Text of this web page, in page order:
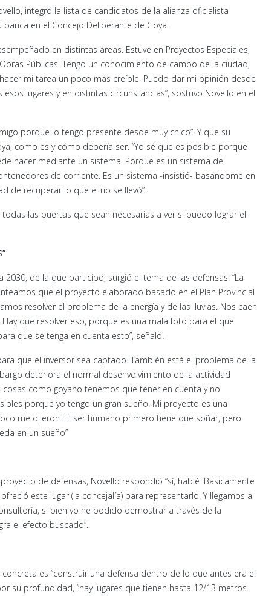
integró la lista de candidatos de la alianza oficialista
en el Concejo Deliberante de Goya.
en distintas áreas. Estuve en Proyectos Especiales,
Públicas. Tengo un conocimiento de campo de la ciudad,
mi tarea un poco más creíble. Puedo dar mi opinión desde
lugares y en distintas circunstancias”, sostuvo Novello en el
porque lo tengo presente desde muy chico”. Y que su
como es y cómo debería ser. “Yo sé que es posible porque
hacer mediante un sistema. Porque es un sistema de
de corriente. Es un sistema -insistió- basándome en
de recuperar lo que el rio se llevó”.
las puertas que sean necesarias a ver si puedo lograr el
de la que participó, surgió el tema de las defensas. “La
que el proyecto elaborado basado en el Plan Provincial
resolver el problema de la energía y de las lluvias. Nos caen
que resolver eso, porque es una mala foto para el que
que se tenga en cuenta esto”, señaló.
que el inversor sea captado. También está el problema de la
deteriora el normal desenvolvimiento de la actividad
como goyano tenemos que tener en cuenta y no
porque yo tengo un gran sueño. Mi proyecto es una
me dijeron. El ser humano primero tiene que soñar, pero
en un sueño”
de defensas, Novello respondió “sí, hablé. Básicamente
este lugar (la concejalía) para representarlo. Y llegamos a
si bien yo he podido demostrar a través de la
el efecto buscado”.
es “construir una defensa dentro de lo que antes era el
su profundidad, “hay lugares que tienen hasta 12/13 metros.